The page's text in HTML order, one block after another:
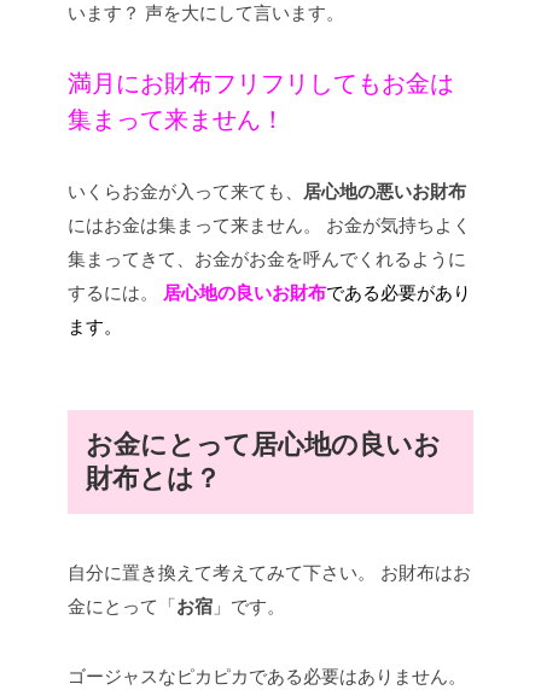
います？ 声を大にして言います。
満月にお財布フリフリしてもお金は
集まって来ません！
いくらお金が入って来ても、
居心地の悪いお財布
にはお金は集まって来ません。
お金が気持ちよく
集まってきて、お金がお金を呼んでくれるように
するには。
居心地の良いお財布である必要があり
ます。
お金にとって居心地の良いお
財布とは？
自分に置き換えて考えてみて下さい。
お財布はお
金にとって「お宿 」です。
ゴージャスなピカピカである必要はありません。